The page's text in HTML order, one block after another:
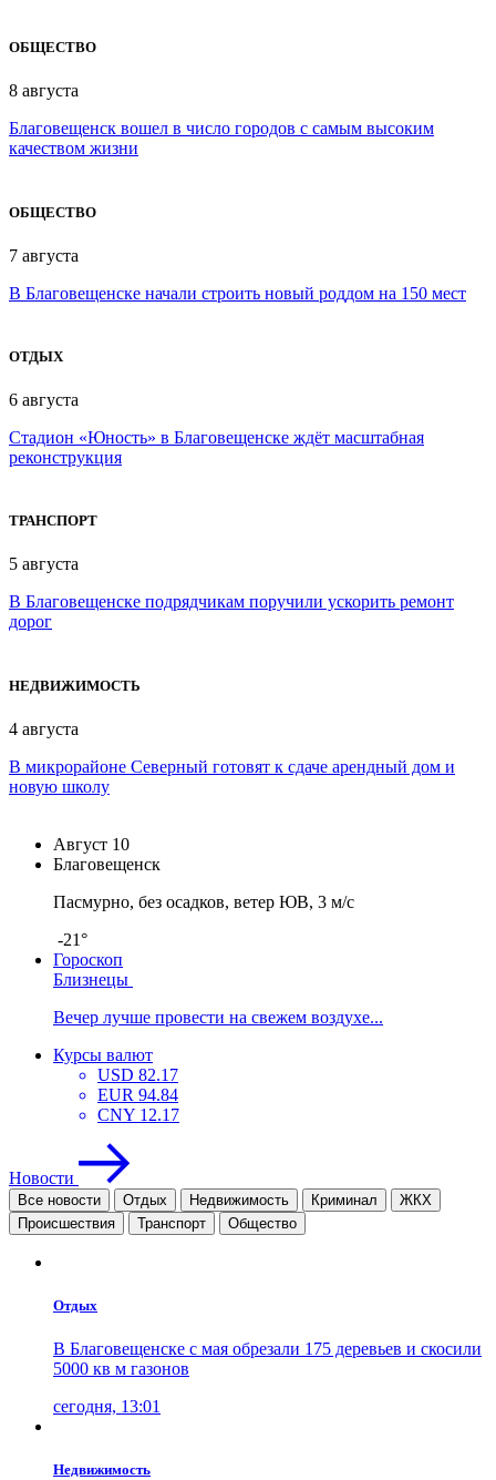
ОБЩЕСТВО
8 августа
Благовещенск вошел в число городов с самым высоким
качеством жизни
ОБЩЕСТВО
7 августа
В Благовещенске начали строить новый роддом на 150 мест
ОТДЫХ
6 августа
Стадион «Юность» в Благовещенске ждёт масштабная
реконструкция
ТРАНСПОРТ
5 августа
В Благовещенске подрядчикам поручили ускорить ремонт
дорог
НЕДВИЖИМОСТЬ
4 августа
В микрорайоне Северный готовят к сдаче арендный дом и
новую школу
Август 10
Благовещенск
Пасмурно, без осадков, ветер ЮВ, 3 м/с
-21°
Гороскоп
Близнецы
Вечер лучше провести на свежем воздухе...
Курсы валют
USD 82.17
EUR 94.84
CNY 12.17
Новости
Все новости Отдых Недвижимость Криминал
ЖКХ
Проиcшествия
Транспорт Общество
Отдых
В Благовещенске с мая обрезали 175 деревьев и скосили
5000 кв м газонов
сегодня, 13:01
Недвижимость